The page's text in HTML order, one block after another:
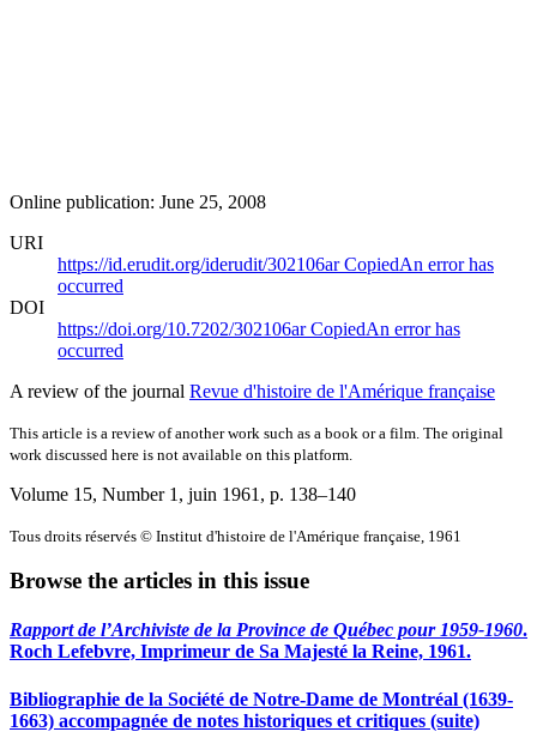
Online publication: June 25, 2008
URI
https://id.erudit.org/iderudit/302106arCopiedAn error has
occurred
DOI
https://doi.org/10.7202/302106arCopiedAn error has
occurred
A review of the journal Revue d'histoire de l'Amérique française
This article is a review of another work such as a book or a film. The original
work discussed here is not available on this platform.
Volume 15, Number 1, juin 1961 , p. 138–140
Tous droits réservés © Institut d'histoire de l'Amérique française, 1961
Browse the articles in this issue
Rapport de l’Archiviste de la Province de Québec pour 1959-1960.
Roch Lefebvre, Imprimeur de Sa Majesté la Reine, 1961.
Bibliographie de la Société de Notre-Dame de Montréal (1639-
1663) accompagnée de notes historiques et critiques (suite)